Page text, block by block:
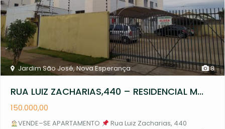
8
Jardim São José,Nova Esperança
RUA LUIZ ZACHARIAS,440 – RESIDENCIAL M...
150.000,00
VENDE–SE APARTAMENTO
Rua Luiz Zacharias, 440